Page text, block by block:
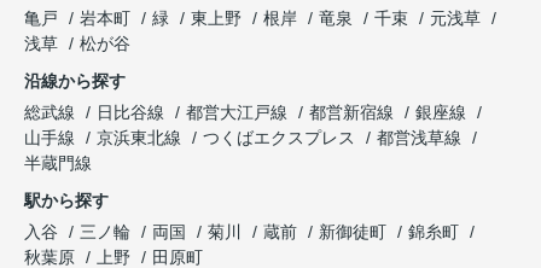
亀戸
岩本町 緑 東上野 根岸 竜泉 千束
元浅草
浅草
松が谷
沿線から探す
総武線
日比谷線 都営大江戸線 都営新宿線
銀座線
山手線
京浜東北線 つくばエクスプレス
都営浅草線
半蔵門線
駅から探す
入谷
三ノ輪 両国 菊川 蔵前 新御徒町
錦糸町
秋葉原
上野 田原町